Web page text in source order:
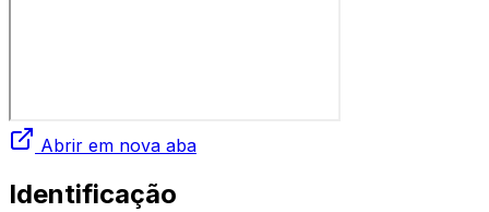
Abrir em nova aba
Identificação